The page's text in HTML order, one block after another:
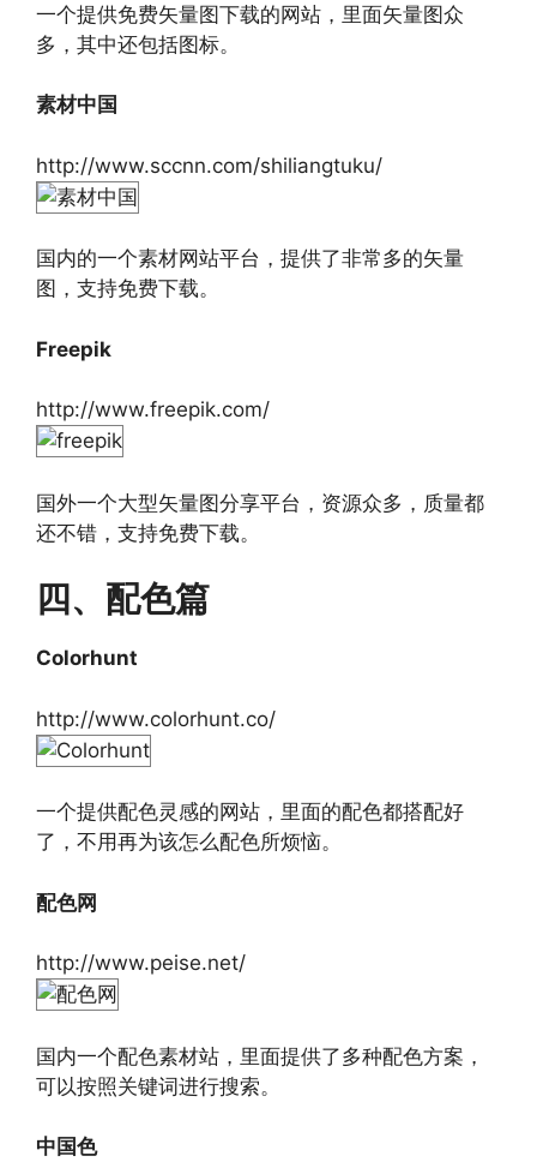
一个提供免费矢量图下载的网站，里面矢量图众
多，其中还包括图标。
素材中国
http://www.sccnn.com/shiliangtuku/
国内的一个素材网站平台，提供了非常多的矢量
图，支持免费下载。
Freepik
http://www.freepik.com/
国外一个大型矢量图分享平台，资源众多，质量都
还不错，支持免费下载。
四、配色篇
Colorhunt
http://www.colorhunt.co/
一个提供配色灵感的网站，里面的配色都搭配好
了，不用再为该怎么配色所烦恼。
配色网
http://www.peise.net/
国内一个配色素材站，里面提供了多种配色方案，
可以按照关键词进行搜索。
中国色